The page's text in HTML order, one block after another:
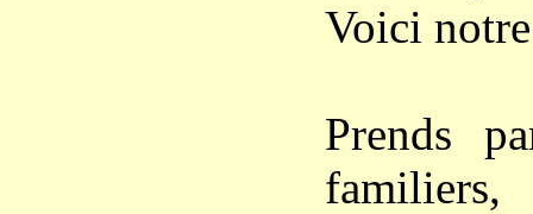
Voici
Prends
familiers,